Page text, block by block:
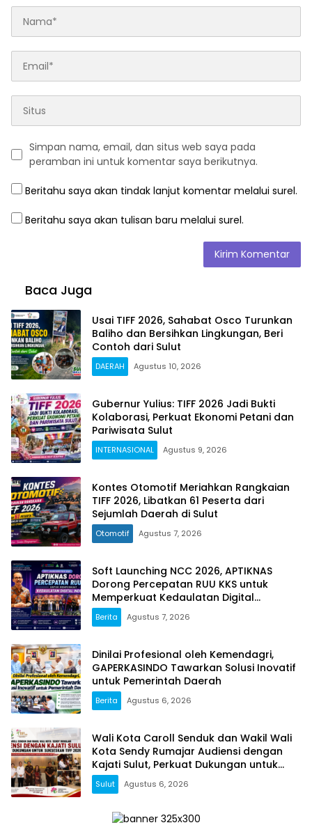
Simpan nama, email, dan situs web saya pada
peramban ini untuk komentar saya berikutnya.
Beritahu saya akan tindak lanjut komentar melalui surel.
Beritahu saya akan tulisan baru melalui surel.
Baca Juga
Usai TIFF 2026, Sahabat Osco Turunkan
Baliho dan Bersihkan Lingkungan, Beri
Contoh dari Sulut
DAERAH Agustus 10, 2026
Gubernur Yulius: TIFF 2026 Jadi Bukti
Kolaborasi, Perkuat Ekonomi Petani dan
Pariwisata Sulut
INTERNASIONAL Agustus 9, 2026
Kontes Otomotif Meriahkan Rangkaian
TIFF 2026, Libatkan 61 Peserta dari
Sejumlah Daerah di Sulut
Otomotif Agustus 7, 2026
Soft Launching NCC 2026, APTIKNAS
Dorong Percepatan RUU KKS untuk
Memperkuat Kedaulatan Digital
Indonesia
Berita Agustus 7, 2026
Dinilai Profesional oleh Kemendagri,
GAPERKASINDO Tawarkan Solusi Inovatif
untuk Pemerintah Daerah
Berita Agustus 6, 2026
Wali Kota Caroll Senduk dan Wakil Wali
Kota Sendy Rumajar Audiensi dengan
Kajati Sulut, Perkuat Dukungan untuk
Sukseskan TIFF 2026
Sulut Agustus 6, 2026